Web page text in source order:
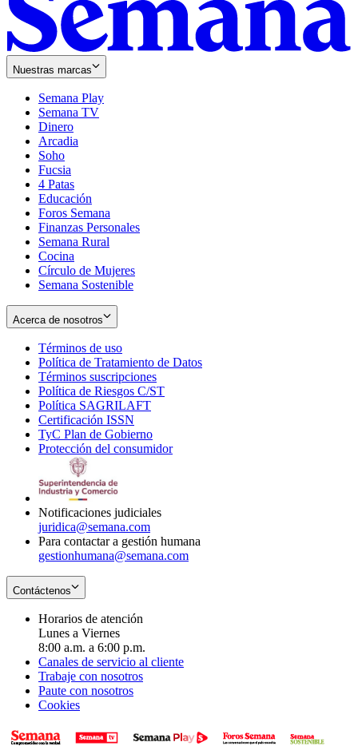
Nuestras marcas
Semana Play
Semana TV
Dinero
Arcadia
Soho
in
new
window
Fucsia
in
new
window
4 Patas
Educación
Foros Semana
Finanzas Personales
Semana Rural
Cocina
Círculo de Mujeres
Semana Sostenible
Acerca de nosotros
Términos de uso
in
new
window
Política de Tratamiento de Datos
Términos suscripciones
in
Política de Riesgos C/ST
Política SAGRILAFT
new
window
Certificación ISSN
in
new
TyC Plan de Gobierno
in
Protección del consumidorOpens
Notificaciones judiciales
juridica@semana.com
Para contactar a gestión humana
gestionhumana@semana.com
Contáctenos
Horarios de atención
Lunes a Viernes
8:00 a.m. a 6:00 p.m.
Canales de servicio al cliente
Trabaje con nosotros
Paute con nosotros
Cookies